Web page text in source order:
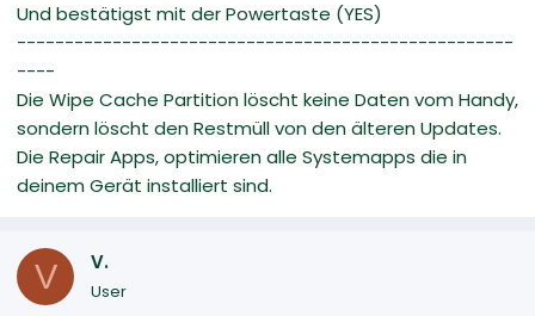
Und bestätigst mit der Powertaste (YES)
----------------------------------------------------
----
Die Wipe Cache Partition löscht keine Daten vom Handy,
sondern löscht den Restmüll von den älteren Updates.
Die Repair Apps, optimieren alle Systemapps die in
deinem Gerät installiert sind.
V V.
User